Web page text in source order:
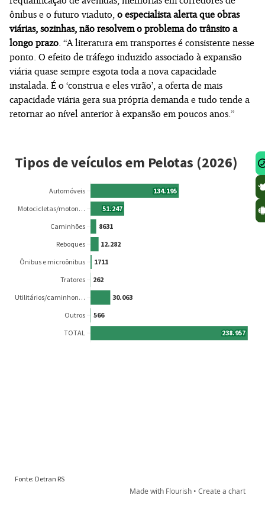
ônibus e o futuro viaduto, o especialista alerta que obras
viárias, sozinhas, não resolvem o problema do trânsito a
longo prazo . “A literatura em transportes é consistente nesse
ponto. O efeito de tráfego induzido associado à expansão
viária quase sempre esgota toda a nova capacidade
instalada. É o ‘construa e eles virão’, a oferta de mais
capacidade viária gera sua própria demanda e tudo tende a
retornar ao nível anterior à expansão em poucos anos.”